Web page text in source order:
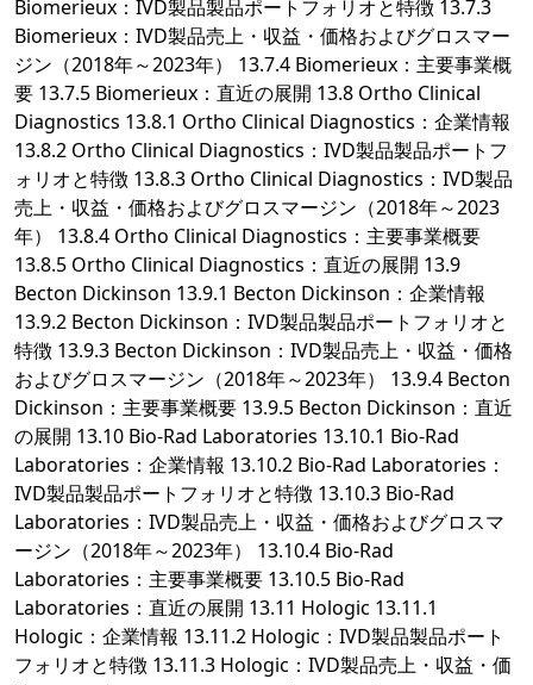
Biomerieux：IVD製品製品ポートフォリオと特徴 13.7.3
Biomerieux：IVD製品売上・収益・価格およびグロスマー
ジン（2018年～2023年） 13.7.4 Biomerieux：主要事業概
要 13.7.5 Biomerieux：直近の展開 13.8 Ortho Clinical
Diagnostics 13.8.1 Ortho Clinical Diagnostics：企業情報
13.8.2 Ortho Clinical Diagnostics：IVD製品製品ポートフ
ォリオと特徴 13.8.3 Ortho Clinical Diagnostics：IVD製品
売上・収益・価格およびグロスマージン（2018年～2023
年） 13.8.4 Ortho Clinical Diagnostics：主要事業概要
13.8.5 Ortho Clinical Diagnostics：直近の展開 13.9
Becton Dickinson 13.9.1 Becton Dickinson：企業情報
13.9.2 Becton Dickinson：IVD製品製品ポートフォリオと
特徴 13.9.3 Becton Dickinson：IVD製品売上・収益・価格
およびグロスマージン（2018年～2023年） 13.9.4 Becton
Dickinson：主要事業概要 13.9.5 Becton Dickinson：直近
の展開 13.10 Bio-Rad Laboratories 13.10.1 Bio-Rad
Laboratories：企業情報 13.10.2 Bio-Rad Laboratories：
IVD製品製品ポートフォリオと特徴 13.10.3 Bio-Rad
Laboratories：IVD製品売上・収益・価格およびグロスマ
ージン（2018年～2023年） 13.10.4 Bio-Rad
Laboratories：主要事業概要 13.10.5 Bio-Rad
Laboratories：直近の展開 13.11 Hologic 13.11.1
Hologic：企業情報 13.11.2 Hologic：IVD製品製品ポート
フォリオと特徴 13.11.3 Hologic：IVD製品売上・収益・価